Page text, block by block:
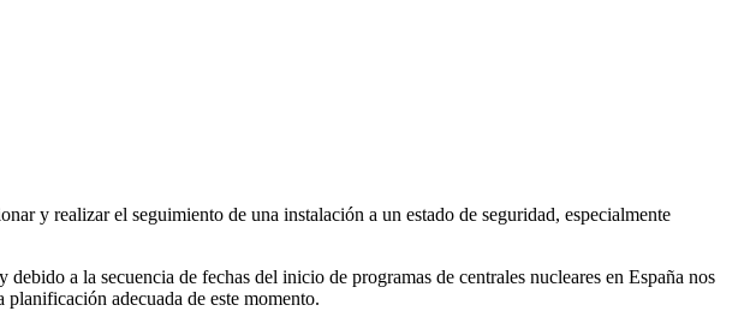
y realizar el seguimiento de una instalación a un estado de seguridad, especialmente
a la secuencia de fechas del inicio de programas de centrales nucleares en España nos
adecuada de este momento.